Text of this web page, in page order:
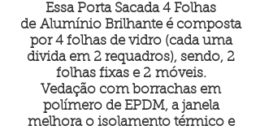
Essa Porta Sacada 4 Folhas
de Alumínio Brilhante é composta
por 4 folhas de vidro (cada uma
divida em 2 requadros), sendo, 2
folhas fixas e 2 móveis.
Vedação com borrachas em
polímero de EPDM, a janela
melhora o isolamento térmico e